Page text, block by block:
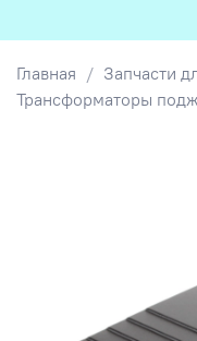
Главная Запчасти
Трансформаторы